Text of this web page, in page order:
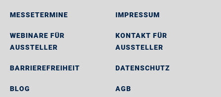
MESSETERMINE
WEBINARE FÜR
AUSSTELLER
BARRIEREFREIHEIT
BLOG
IMPRESSUM
KONTAKT FÜR
AUSSTELLER
DATENSCHUTZ
AGB